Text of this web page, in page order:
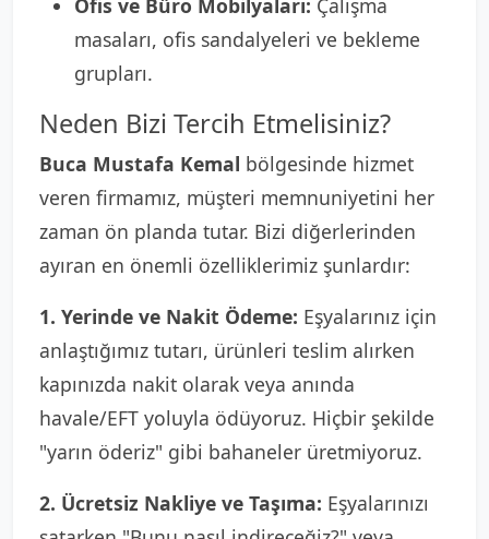
Ofis ve Büro Mobilyaları: Çalışma
masaları, ofis sandalyeleri ve bekleme
grupları.
Neden Bizi Tercih Etmelisiniz?
Buca Mustafa Kemal bölgesinde hizmet
veren firmamız, müşteri memnuniyetini her
zaman ön planda tutar. Bizi diğerlerinden
ayıran en önemli özelliklerimiz şunlardır:
1. Yerinde ve Nakit Ödeme: Eşyalarınız için
anlaştığımız tutarı, ürünleri teslim alırken
kapınızda nakit olarak veya anında
havale/EFT yoluyla ödüyoruz. Hiçbir şekilde
"yarın öderiz" gibi bahaneler üretmiyoruz.
2. Ücretsiz Nakliye ve Taşıma: Eşyalarınızı